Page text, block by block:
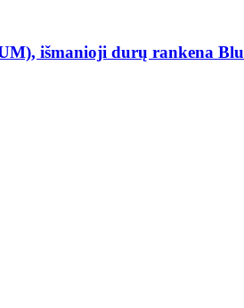
išmanioji durų rankena